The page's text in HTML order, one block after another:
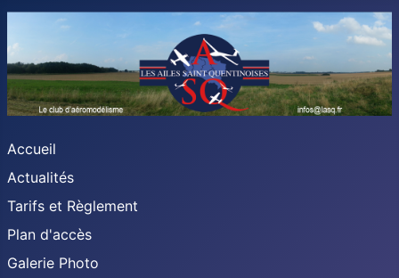
Accueil
Actualités
Tarifs et Règlement
Plan d'accès
Galerie Photo